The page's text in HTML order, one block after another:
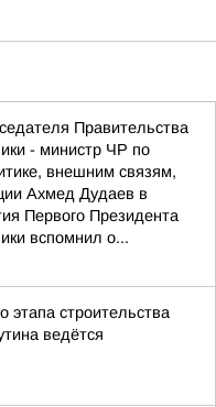
Правительства
- министр ЧР по
внешним связям,
Ахмед Дудаев в
Первого Президента
вспомнил о...
этапа строительства
ведётся